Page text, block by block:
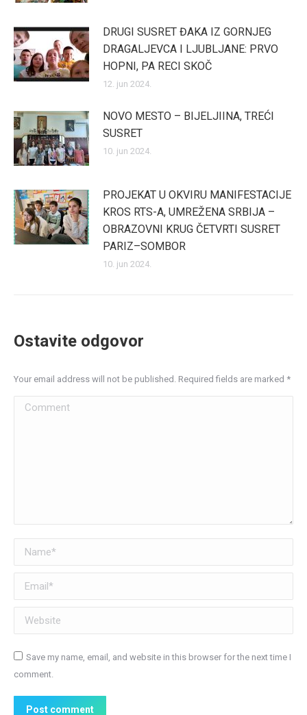
DRUGI SUSRET ĐAKA IZ GORNJEG
DRAGALJEVCA I LJUBLJANE: PRVO
HOPNI, PA RECI SKOČ
12. jun 2024.
NOVO MESTO – BIJELJIINA, TREĆI
SUSRET
10. jun 2024.
PROJEKAT U OKVIRU MANIFESTACIJE
KROS RTS-A, UMREŽENA SRBIJA –
OBRAZOVNI KRUG ČETVRTI SUSRET
PARIZ–SOMBOR
10. jun 2024.
Ostavite odgovor
Your email address will not be published. Required fields are marked *
Comment
Name *
Email *
Website
Save my name, email, and website in this browser for the next time I
comment.
Post comment